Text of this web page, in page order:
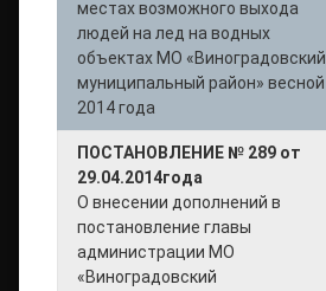
местах возможного выхода
людей на лед на водных
объектах МО «Виноградовский
муниципальный район» весной
2014 года
ПОСТАНОВЛЕНИЕ № 289 от
29.04.2014года
О внесении дополнений в
постановление главы
администрации МО
«Виноградовский